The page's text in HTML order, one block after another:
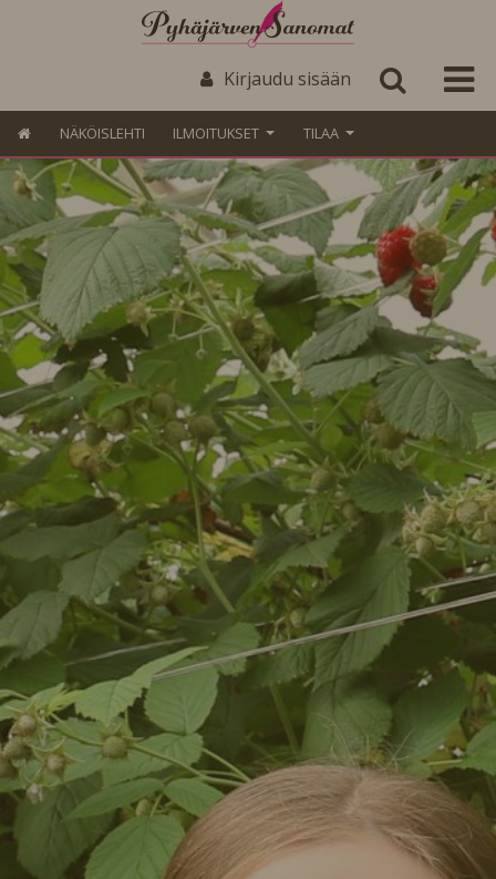
Kirjaudu sisään
NÄKÖISLEHTI ILMOITUKSET TILAA